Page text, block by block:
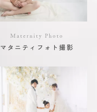
Maternity Photo
マタニティフォト撮影